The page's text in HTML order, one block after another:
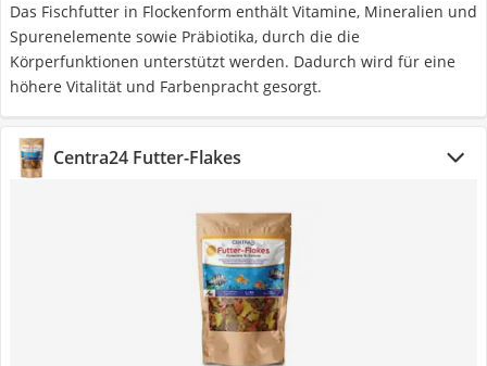
Das Fischfutter in Flockenform enthält Vitamine, Mineralien und
Spurenelemente sowie Präbiotika, durch die die
Körperfunktionen unterstützt werden. Dadurch wird für eine
höhere Vitalität und Farbenpracht gesorgt.
Centra24 Futter-Flakes